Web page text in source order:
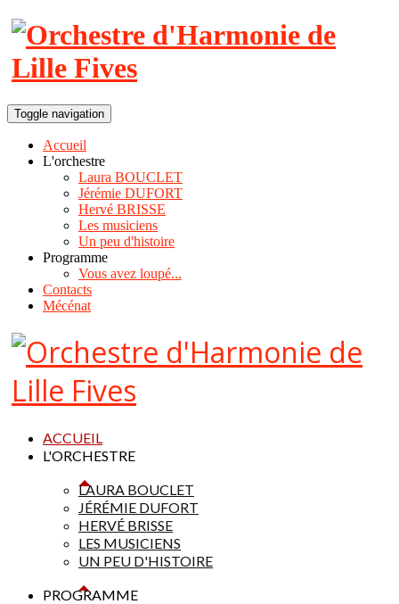
Toggle navigation
Accueil
L'orchestre
Laura BOUCLET
Jérémie DUFORT
Hervé BRISSE
Les musiciens
Un peu d'histoire
Programme
Vous avez loupé...
Contacts
Mécénat
ACCUEIL
L'ORCHESTRE
LAURA BOUCLET
JÉRÉMIE DUFORT
HERVÉ BRISSE
LES MUSICIENS
UN PEU D'HISTOIRE
PROGRAMME